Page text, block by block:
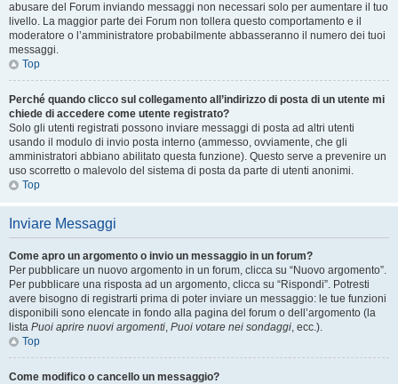
abusare del Forum inviando messaggi non necessari solo per aumentare il tuo
livello. La maggior parte dei Forum non tollera questo comportamento e il
moderatore o l’amministratore probabilmente abbasseranno il numero dei tuoi
messaggi.
Top
Perché quando clicco sul collegamento all’indirizzo di posta di un utente mi
chiede di accedere come utente registrato?
Solo gli utenti registrati possono inviare messaggi di posta ad altri utenti
usando il modulo di invio posta interno (ammesso, ovviamente, che gli
amministratori abbiano abilitato questa funzione). Questo serve a prevenire un
uso scorretto o malevolo del sistema di posta da parte di utenti anonimi.
Top
Inviare Messaggi
Come apro un argomento o invio un messaggio in un forum?
Per pubblicare un nuovo argomento in un forum, clicca su “Nuovo argomento”.
Per pubblicare una risposta ad un argomento, clicca su “Rispondi”. Potresti
avere bisogno di registrarti prima di poter inviare un messaggio: le tue funzioni
disponibili sono elencate in fondo alla pagina del forum o dell’argomento (la
lista Puoi aprire nuovi argomenti, Puoi votare nei sondaggi, ecc.).
Top
Come modifico o cancello un messaggio?